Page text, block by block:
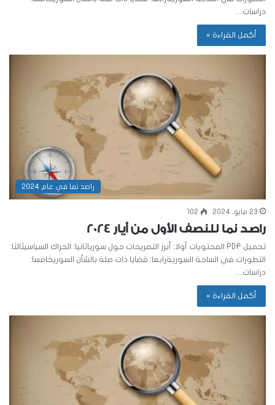
دراسات…
أكمل القراءة »
راصد نما في عام 2024
23 مايو، 2024 102
راصد نما للنصف الأول من أيار 2024
تحميل PDF المحتويات أولا: أبرز التصريحات حول سورياثانيا: الحراك السياسيثالثا:
التطورات في الساحة السوريةرابعا: قضايا ذات صلة بالشأن السوريخامسا:
دراسات…
أكمل القراءة »